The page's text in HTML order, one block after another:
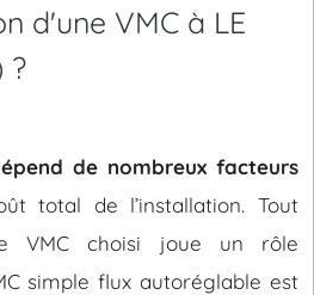
d'une VMC à LE
?
de nombreux facteurs
total de l’installation. Tout
VMC choisi joue un rôle
simple flux autoréglable est